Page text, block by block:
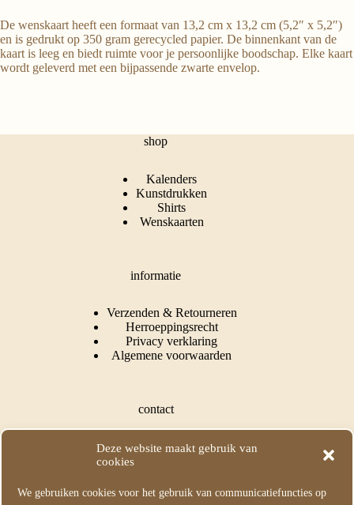
Deze website maakt gebruik van
cookies
We gebruiken cookies voor het gebruik van communicatiefuncties op
De wenskaart heeft een formaat van 13,2 cm x 13,2 cm (5,2″ x 5,2″)
en is gedrukt op 350 gram gerecycled papier. De binnenkant van de
kaart is leeg en biedt ruimte voor je persoonlijke boodschap. Elke kaart
wordt geleverd met een bijpassende zwarte envelop.
shop
Kalenders
Kunstdrukken
Shirts
Wenskaarten
informatie
Verzenden & Retourneren
Herroeppingsrecht
Privacy verklaring
Algemene voorwaarden
contact
Puss In Books Illustration
Kapelle, Nederland
info@pussinbooksillustration.com